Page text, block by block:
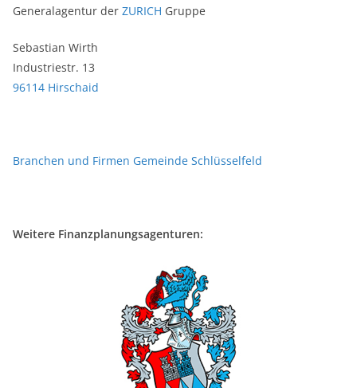
Generalagentur der ZURICH Gruppe
Sebastian Wirth
Industriestr. 13
96114 Hirschaid
Branchen und Firmen Gemeinde Schlüsselfeld
Weitere Finanzplanungsagenturen: